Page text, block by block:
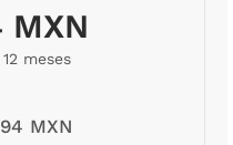
MXN
meses
MXN